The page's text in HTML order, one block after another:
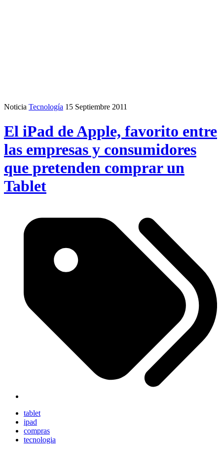
Noticia Tecnología 15 Septiembre 2011
El iPad de Apple, favorito entre
las empresas y consumidores
que pretenden comprar un
Tablet
tablet
ipad
compras
tecnologia